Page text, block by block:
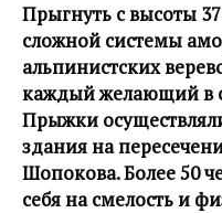
Прыгнуть с высоты
сложной системы
альпинистских
каждый желающий в
Прыжки
здания на
Шопокова. Более 50
себя на смелость и